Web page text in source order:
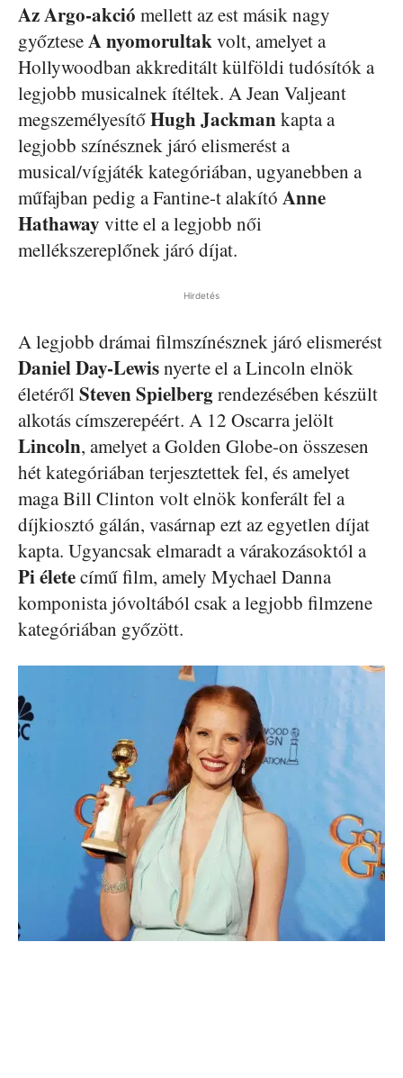
Az Argo-akció mellett az est másik nagy
győzteseA nyomorultakvolt, amelyet a
Hollywoodban akkreditált külföldi tudósítók a
legjobb musicalnek ítéltek. A Jean Valjeant
megszemélyesítőHugh Jackmankapta a
legjobb színésznek járó elismerést a
musical/vígjáték kategóriában, ugyanebben a
műfajban pedig a Fantine-t alakító Anne
Hathaway vitte el a legjobb női
mellékszereplőnek járó díjat.
Hirdetés
A legjobb drámai filmszínésznek járó elismerést
Daniel Day-Lewisnyerte el a Lincoln elnök
életérőlSteven Spielbergrendezésében készült
alkotás címszerepéért. A 12 Oscarra jelölt
Lincoln, amelyet a Golden Globe-on összesen
hét kategóriában terjesztettek fel, és amelyet
maga Bill Clinton volt elnök konferált fel a
díjkiosztó gálán, vasárnap ezt az egyetlen díjat
kapta. Ugyancsak elmaradt a várakozásoktól a
Pi életecímű film, amely Mychael Danna
komponista jóvoltából csak a legjobb filmzene
kategóriában győzött.